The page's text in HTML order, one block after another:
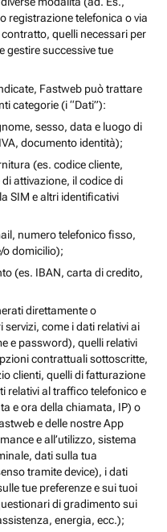
registrazione telefonica o via
quelli necessari per
gestire successive tue
Fastweb può trattare
categorie (i “Dati”):
sesso, data e luogo di
documento identità);
(es. codice cliente,
di attivazione, il codice di
SIM e altri identificativi
numero telefonico fisso,
o domicilio);
(es. IBAN, carta di credito,
direttamente o
come i dati relativi ai
e password), quelli relativi
contrattuali sottoscritte,
clienti, quelli di fatturazione
relativi al traffico telefonico e
e ora della chiamata, IP) o
e delle nostre App
e all’utilizzo, sistema
dati sulla tua
tramite device), i dati
tue preferenze e sui tuoi
di gradimento sui
energia, ecc.);